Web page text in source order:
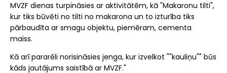
MVZF dienas turpināsies ar aktivitātēm, kā "Makaronu tilti",
kur tiks būvēti no tilti no makarona un to izturība tiks
pārbaudīta ar smagu objektu, piemēram, cementa
maiss.
Kā arī pararēli norisināsies jenga, kur izvelkot ""kauliņu"" būs
kāds jautājums saistībā ar MVZF."